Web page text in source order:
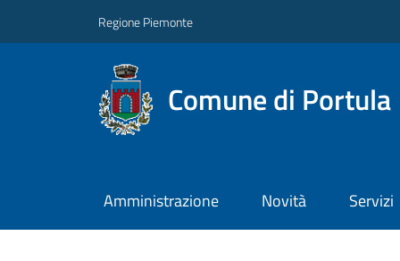
Regione Piemonte
Comune di Portula
Amministrazione Novità Servizi